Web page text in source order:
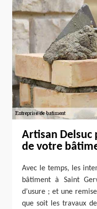
Artisan Delsuc
de votre
Avec le temps, les
bâtiment à Saint
d’usure ; et une
que soit les travaux